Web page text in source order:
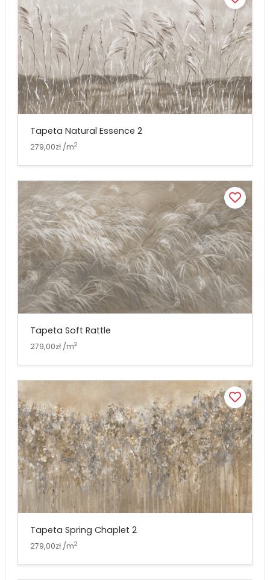
Tapeta Natural Essence 2
279,00zł /m2
Tapeta Soft Rattle
279,00zł /m2
Tapeta Spring Chaplet 2
279,00zł /m2